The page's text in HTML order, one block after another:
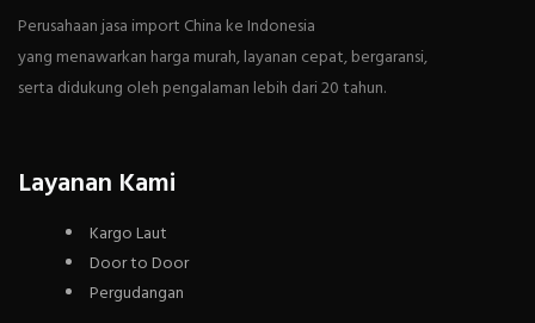
Perusahaan jasa import China ke Indonesia
yang menawarkan harga murah, layanan cepat, bergaransi,
serta didukung oleh pengalaman lebih dari 20 tahun.
Layanan Kami
Kargo Laut
Door to Door
Pergudangan